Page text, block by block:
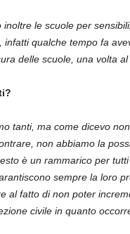
inoltre le scuole per
infatti qualche tempo fa
delle scuole, una volta al
tanti, ma come dicevo
non abbiamo la
è un rammarico per
sempre la loro
al fatto di non poter
civile in quanto